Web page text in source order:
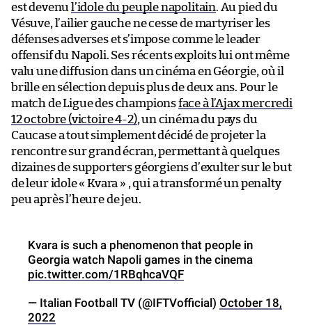
est devenu l’idole du peuple napolitain. Au pied du
Vésuve, l’ailier gauche ne cesse de martyriser les
défenses adverses et s’impose comme le leader
offensif du Napoli. Ses récents exploits lui ont même
valu une diffusion dans un cinéma en Géorgie, où il
brille en sélection depuis plus de deux ans. Pour le
match de Ligue des championsface à l’Ajax mercredi
12 octobre (victoire 4-2), un cinéma du pays du
Caucase a tout simplement décidé de projeter la
rencontre sur grand écran, permettant à quelques
dizaines de supporters géorgiens d’exulter sur le but
de leur idole « Kvara » , qui a transformé un penalty
peu après l’heure de jeu.
Kvara is such a phenomenon that people in
Georgia watch Napoli games in the cinema
pic.twitter.com/1RBqhcaVQF
— Italian Football TV (@IFTVofficial) October 18,
2022